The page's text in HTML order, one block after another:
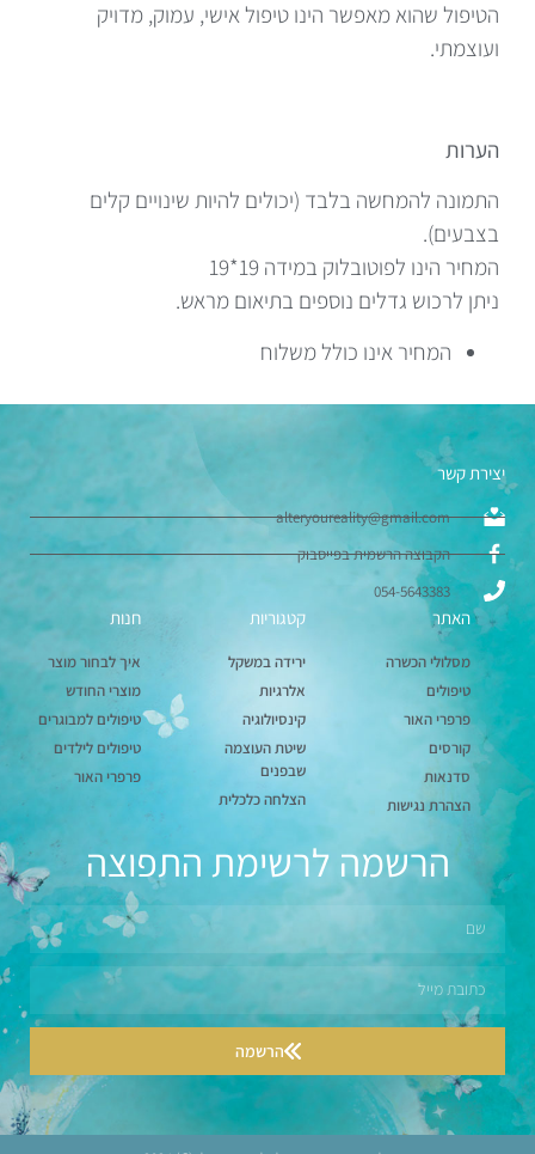
הטיפול שהוא מאפשר הינו טיפול אישי, עמוק, מדויק
ועוצמתי.
הערות
התמונה להמחשה בלבד (יכולים להיות שינויים קלים
בצבעים).
המחיר הינו לפוטובלוק במידה 19*19
ניתן לרכוש גדלים נוספים בתיאום מראש.
המחיר אינו כולל משלוח
יצירת קשר
alteryoureality@gmail.com
הקבוצה הרשמית בפייסבוק
054-5643383
האתר
מסלולי הכשרה
טיפולים
פרפרי האור
קורסים
סדנאות
הצהרת נגישות
קטגוריות
ירידה במשקל
אלרגיות
קינסיולוגיה
שיטת העוצמה
שבפנים
הצלחה כלכלית
חנות
איך לבחור מוצר
מוצרי החודש
טיפולים למבוגרים
טיפולים לילדים
פרפרי האור
הרשמה לרשימת התפוצה
הרשמה